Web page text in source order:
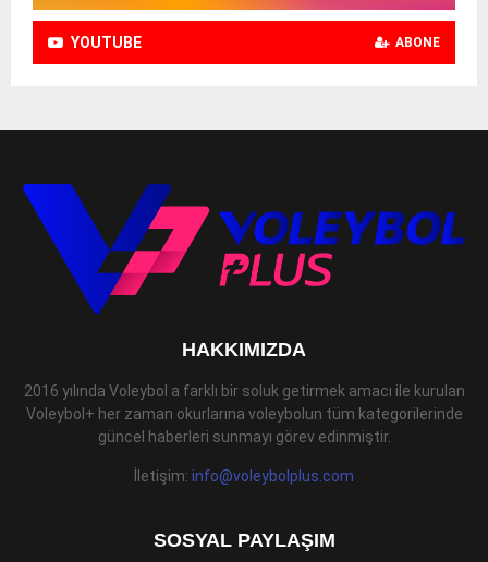
YOUTUBE ABONE
HAKKIMIZDA
2016 yılında Voleybol a farklı bir soluk getirmek amacı ile kurulan
Voleybol+ her zaman okurlarına voleybolun tüm kategorilerinde
güncel haberleri sunmayı görev edinmiştir.
İletişim: info@voleybolplus.com
SOSYAL PAYLAŞIM